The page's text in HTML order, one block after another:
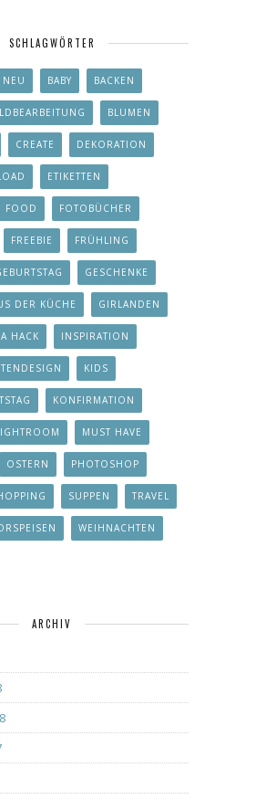
SCHLAGWÖRTER
BABY BACKEN
BLUMEN
CREATE DEKORATION
ETIKETTEN
FOOD FOTOBÜCHER
FREEBIE FRÜHLING
GESCHENKE
DER KÜCHE GIRLANDEN
HACK INSPIRATION
KIDS
KONFIRMATION
MUST HAVE
OSTERN PHOTOSHOP
SUPPEN TRAVEL
WEIHNACHTEN
ARCHIV